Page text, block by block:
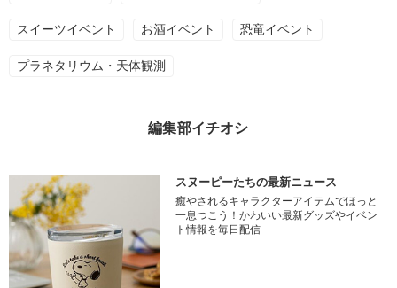
スイーツイベント お酒イベント 恐竜イベント
プラネタリウム・天体観測
編集部イチオシ
スヌーピーたちの最新ニュース
癒やされるキャラクターアイテムでほっと
一息つこう！かわいい最新グッズやイベン
ト情報を毎日配信